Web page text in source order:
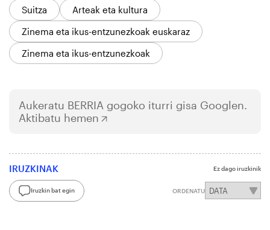
Suitza
Arteak eta kultura
Zinema eta ikus-entzunezkoak euskaraz
Zinema eta ikus-entzunezkoak
Aukeratu BERRIA gogoko iturri gisa Googlen.
Aktibatu hemen
IRUZKINAK Ez dago iruzkinik
Iruzkin bat egin ORDENATU